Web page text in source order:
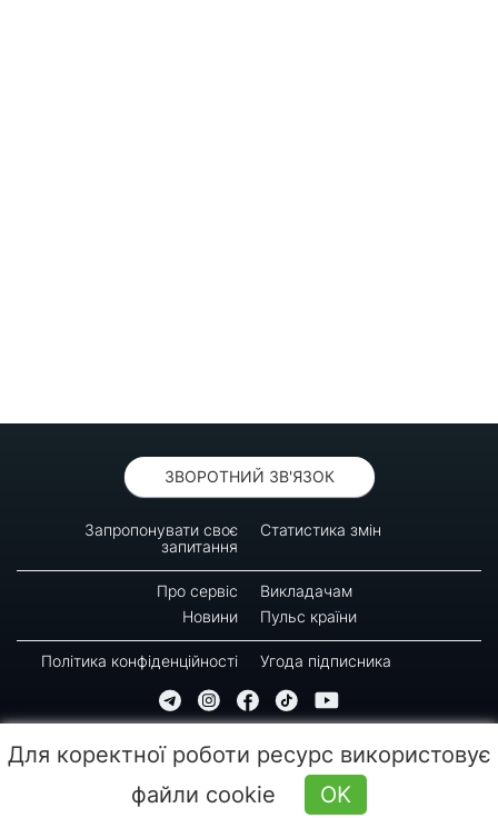
ЗВОРОТНИЙ ЗВ'ЯЗОК
Запропонувати своє
запитання
Статистика змін
Про сервіс
Викладачам
Новини
Пульс країни
Політика конфіденційності Угода підписника
Копіювання, передрук або використання матеріалів цієї сторінки для відтворення,
переносу на інші носії інформації заборонено. Час останнього оновлення: 10:17
Для коректної роботи ресурс використовує
файли cookie
OK